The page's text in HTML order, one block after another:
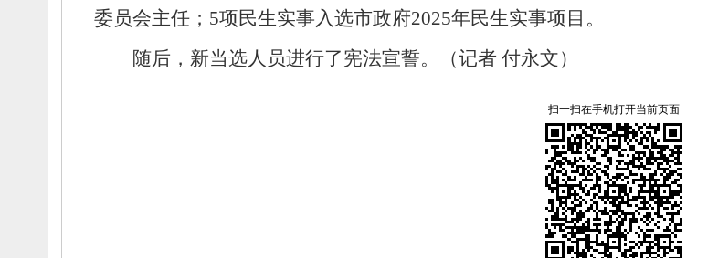
委员会主任； 5项民生实事入选市政府2025年民生实事项目。
随后， 新当选人员进行了宪法宣誓。 （记者 付永文）
扫一扫在手机打开当前页面